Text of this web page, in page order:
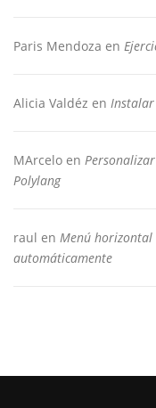
Paris Mendoza en
Alicia Valdéz en Instalar
MArcelo en
Polylang
raul en Menú horizontal
automáticamente